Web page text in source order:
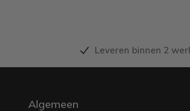
Leveren binnen 2
Algemeen